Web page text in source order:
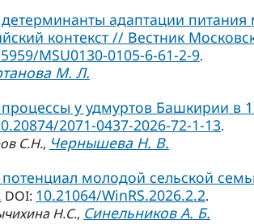
адаптации
контекст // Вестник
MSU0130-0105-6-61-2-9.
М. Л.
у удмуртов Башкирии в
2071-0437-2026-72-1-13.
С.Н., Чернышева Н. В.
молодой сельской
DOI: 10.21064/WinRS.2026.2.2.
Н.С., Синельников А. Б.